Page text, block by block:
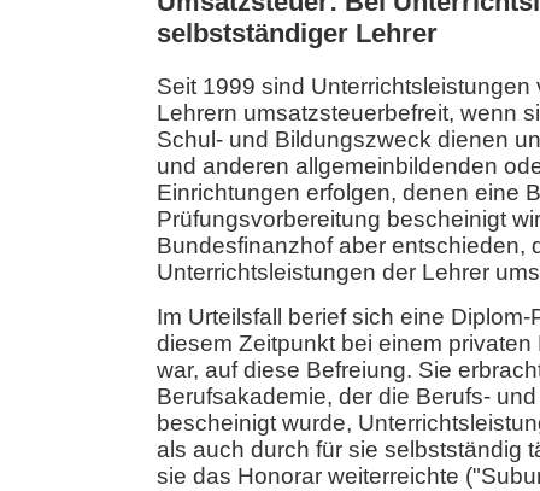
selbstständiger Lehrer
Seit 1999 sind
Lehrern umsatzsteuerbefreit, wenn
Schul- und Bildungszweck dienen
und anderen allgemeinbildenden
Einrichtungen erfolgen, denen eine
Prüfungsvorbereitung bescheinigt
Bundesfinanzhof aber entschieden,
Unterrichtsleistungen der Lehrer
Im Urteilsfall berief sich eine
diesem Zeitpunkt bei einem privaten
war, auf diese Befreiung. Sie
Berufsakademie, der die Berufs-
bescheinigt wurde,
als auch durch für sie selbstständig
sie das Honorar weiterreichte